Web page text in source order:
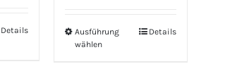
Details
Ausführung
wählen
Details